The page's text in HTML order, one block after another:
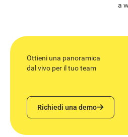
Ottieni una panoramica
dal vivo per il tuo team
Richiedi una demo
Richiedi una demo